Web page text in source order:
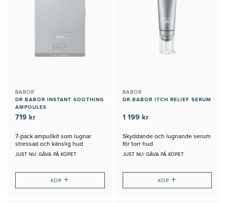
BABOR
DR BABOR INSTANT SOOTHING
AMPOULES
719 kr
7-pack ampullkit som lugnar
stressad och känslig hud
JUST NU: GÅVA PÅ KÖPET
KÖP+
BABOR
DR.BABOR ITCH RELIEF SERUM
1 199 kr
Skyddande och lugnande serum
för torr hud
JUST NU: GÅVA PÅ KÖPET
KÖP +